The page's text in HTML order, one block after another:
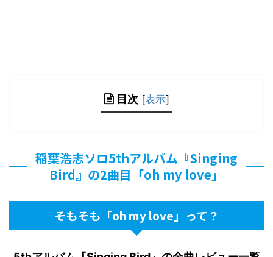
目次 [表示]
稲葉浩志ソロ5thアルバム『Singing
Bird』の2曲目「oh my love」
そもそも「oh my love」って？